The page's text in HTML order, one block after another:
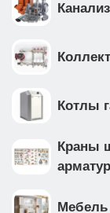
Котлы
Краны